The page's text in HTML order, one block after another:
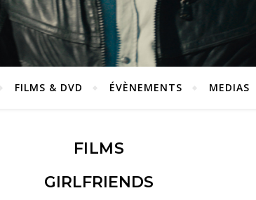
FILMS & DVD ÉVÈNEMENTS MEDIAS
FILMS
GIRLFRIENDS